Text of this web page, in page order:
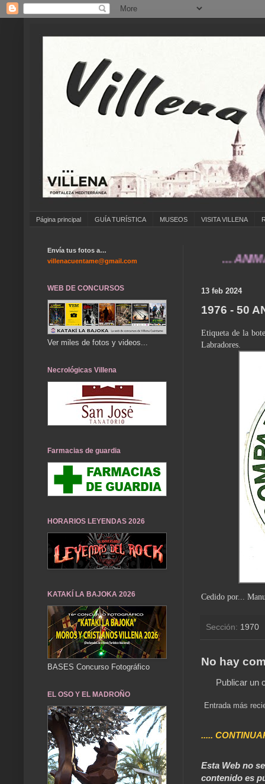
Página principal GUÍA TURÍSTICA MUSEOS VISITA VILLENA
... ANÍMATE A
13 feb 2024
1976 - 50
Etiqueta de la
Labradores.
Cedido por...
Sección: 1970
No hay
Publicar un
Entrada más
.....
Esta Web no
contenido es
Envía tus fotos a…
villenacuentame@gmail.com
WEB DE CONCURSOS
Ver miles de fotos y videos...
Necrológicas Villena
Farmacias de guardia
HORARIOS LEYENDAS 2026
KATAKÍ LA BAJOKA 2026
BASES Concurso Fotográfico
EL OSO Y EL MADROÑO